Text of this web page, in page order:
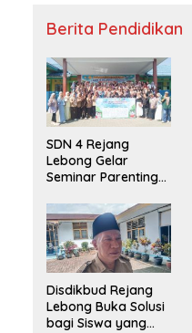
Berita Pendidikan
SDN 4 Rejang
Lebong Gelar
Seminar Parenting
Bullying,
Kadisdikbud: Patut
Jadi Contoh
Disdikbud Rejang
Lebong Buka Solusi
bagi Siswa yang